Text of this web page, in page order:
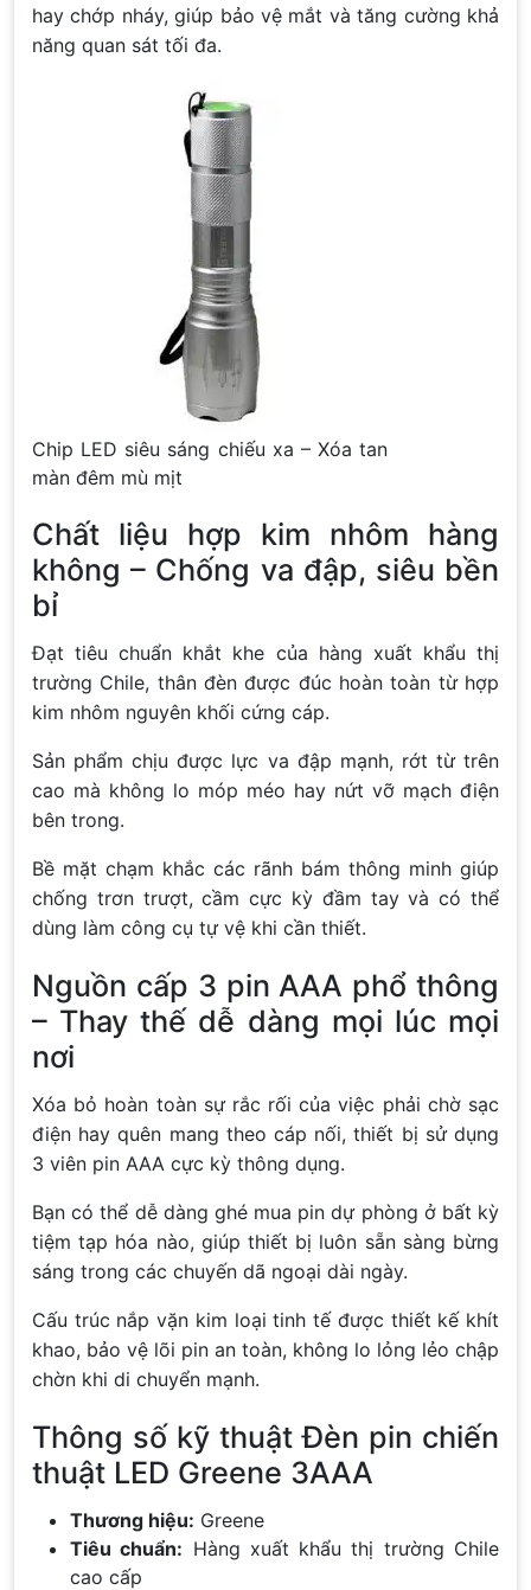
hay chớp nháy, giúp bảo vệ mắt và tăng cường khả
năng quan sát tối đa.
Chip LED siêu sáng chiếu xa – Xóa tan
màn đêm mù mịt
Chất liệu hợp kim nhôm hàng
không – Chống va đập, siêu bền
bỉ
Đạt tiêu chuẩn khắt khe của hàng xuất khẩu thị
trường Chile, thân đèn được đúc hoàn toàn từ hợp
kim nhôm nguyên khối cứng cáp.
Sản phẩm chịu được lực va đập mạnh, rớt từ trên
cao mà không lo móp méo hay nứt vỡ mạch điện
bên trong.
Bề mặt chạm khắc các rãnh bám thông minh giúp
chống trơn trượt, cầm cực kỳ đầm tay và có thể
dùng làm công cụ tự vệ khi cần thiết.
Nguồn cấp 3 pin AAA phổ thông
– Thay thế dễ dàng mọi lúc mọi
nơi
Xóa bỏ hoàn toàn sự rắc rối của việc phải chờ sạc
điện hay quên mang theo cáp nối, thiết bị sử dụng
3 viên pin AAA cực kỳ thông dụng.
Bạn có thể dễ dàng ghé mua pin dự phòng ở bất kỳ
tiệm tạp hóa nào, giúp thiết bị luôn sẵn sàng bừng
sáng trong các chuyến dã ngoại dài ngày.
Cấu trúc nắp vặn kim loại tinh tế được thiết kế khít
khao, bảo vệ lõi pin an toàn, không lo lỏng lẻo chập
chờn khi di chuyển mạnh.
Thông số kỹ thuật Đèn pin chiến
thuật LED Greene 3AAA
Thương hiệu: Greene
Tiêu chuẩn: Hàng xuất khẩu thị trường Chile
cao cấp